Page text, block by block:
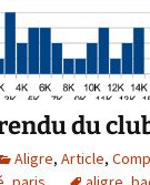
du
Aligre, Article,